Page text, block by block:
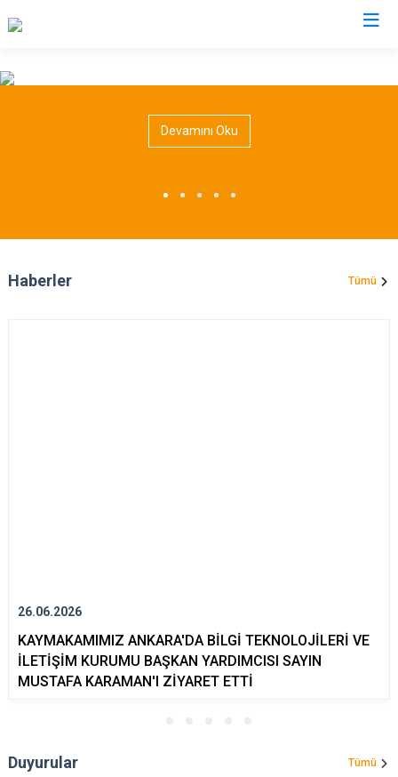
Gölhisar
Kemer
Devamını Oku
Haberler Tümü
26.06.2026
KAYMAKAMIMIZ ANKARA'DA BİLGİ TEKNOLOJİLERİ VE
İLETİŞİM KURUMU BAŞKAN YARDIMCISI SAYIN
MUSTAFA KARAMAN'I ZİYARET ETTİ
Duyurular Tümü